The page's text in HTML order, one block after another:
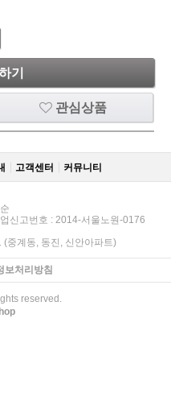
기
관심상품
고객센터 커뮤니티
신고번호 : 2014-서울노원-0176
중계동, 동진, 신안아파트)
보처리방침
reserved.